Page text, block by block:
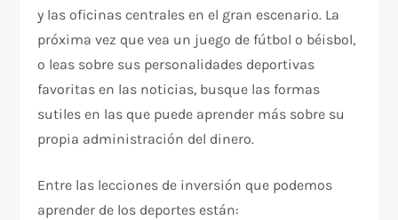
y las oficinas centrales en el gran escenario. La
próxima vez que vea un juego de fútbol o béisbol,
o leas sobre sus personalidades deportivas
favoritas en las noticias, busque las formas
sutiles en las que puede aprender más sobre su
propia administración del dinero.
Entre las lecciones de inversión que podemos
aprender de los deportes están: